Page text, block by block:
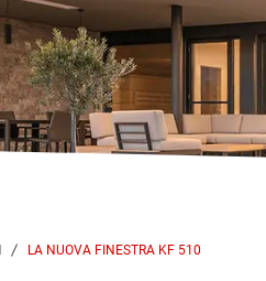
LA NUOVA FINESTRA KF 510